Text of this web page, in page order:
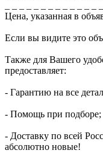
Цена, указанная в
Если вы видите это
Также для Вашего
предоставляет:
- Гарантию на все
- Помощь при подборе;
- Доставку по всей
абсолютно новые!